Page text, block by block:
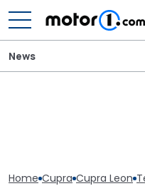
News
Home Cupra Cupra Leon